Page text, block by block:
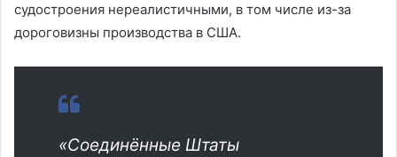
судостроения нереалистичными, в том числе из-за
дороговизны производства в США.
«Соединённые Штаты